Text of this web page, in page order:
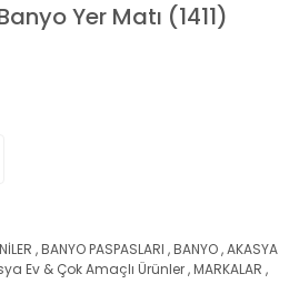
Yer Matı (1411)
,BANYO PASPASLARI ,BANYO,AKASYA
Ev & Çok Amaçlı Ürünler,MARKALAR ,